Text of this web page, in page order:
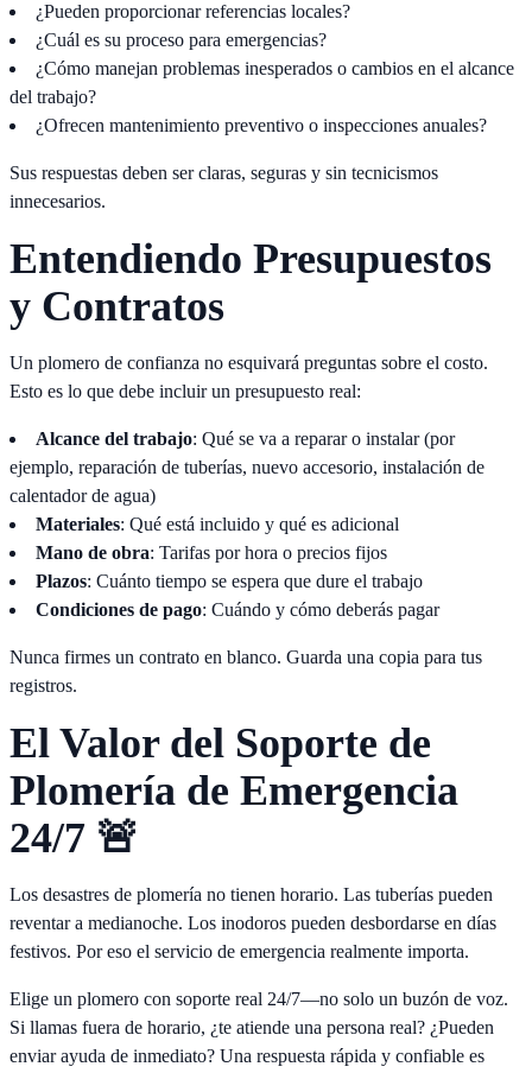
¿Pueden proporcionar referencias locales?
¿Cuál es su proceso para emergencias?
¿Cómo manejan problemas inesperados o cambios en el alcance
del trabajo?
¿Ofrecen mantenimiento preventivo o inspecciones anuales?
Sus respuestas deben ser claras, seguras y sin tecnicismos
innecesarios.
Entendiendo Presupuestos
y Contratos
Un plomero de confianza no esquivará preguntas sobre el costo.
Esto es lo que debe incluir un presupuesto real:
Alcance del trabajo: Qué se va a reparar o instalar (por
ejemplo, reparación de tuberías, nuevo accesorio, instalación de
calentador de agua)
Materiales: Qué está incluido y qué es adicional
Mano de obra: Tarifas por hora o precios fijos
Plazos: Cuánto tiempo se espera que dure el trabajo
Condiciones de pago: Cuándo y cómo deberás pagar
Nunca firmes un contrato en blanco. Guarda una copia para tus
registros.
El Valor del Soporte de
Plomería de Emergencia
24/7 🚨
Los desastres de plomería no tienen horario. Las tuberías pueden
reventar a medianoche. Los inodoros pueden desbordarse en días
festivos. Por eso el servicio de emergencia realmente importa.
Elige un plomero con soporte real 24/7—no solo un buzón de voz.
Si llamas fuera de horario, ¿te atiende una persona real? ¿Pueden
enviar ayuda de inmediato? Una respuesta rápida y confiable es